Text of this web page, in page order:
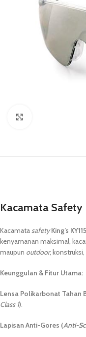
Kacamata Safety
Kacamatasafety King’s
kenyamanan maksimal,
maupun outdoor,
Keunggulan & Fitur Utama:
Lensa Polikarbonat Tahan
Class 1).
Lapisan Anti-Gores (Anti-